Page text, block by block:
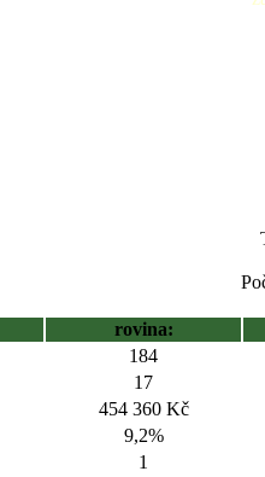
rovina:
184
17
454 360 Kč
9,2%
1